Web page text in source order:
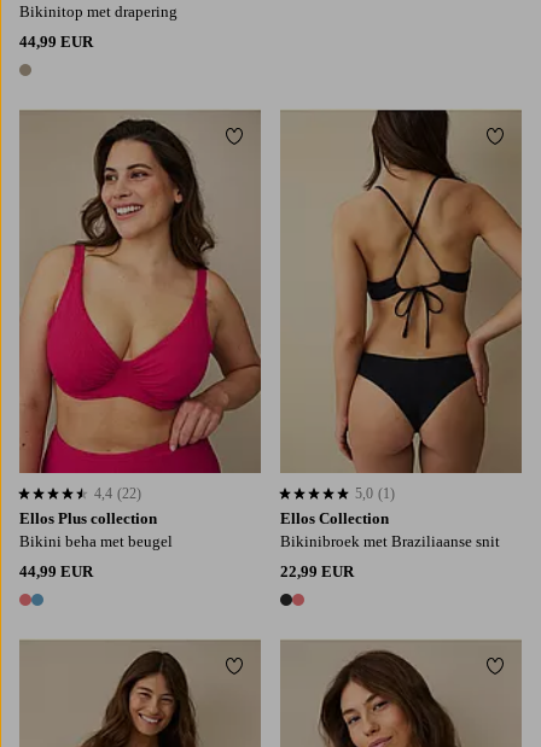
Bikinitop met drapering
44,99 EUR
1 kleur
Ellos Plus collection
Bikini beha met beugel
44,99 EUR
2 kleuren
4,4 op basis van 22 beoordelingen
4,4 (22)
Toevoegen aan favorieten
Ellos Collection
Bikinibroek met Braziliaanse snit
22,99 EUR
2 kleuren
5,0 op basis van 1 beoordelingen
5,0 (1)
Toevoegen aan favorieten
L XL